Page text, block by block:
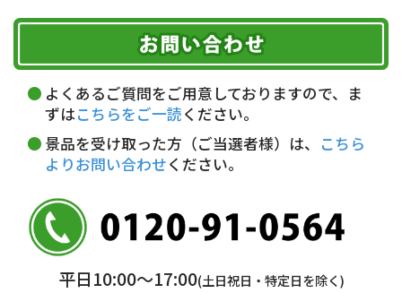
お届け可能時間帯
午前中 14～16時
16～18時
18～20時
19～21時 指定なし
代金引換(現金のみ)
5,000円未満…330円(税込)
銀行振込(前払い)
普通 7263489
＜口座名＞ カ）ディースタイル
※ 振込み手数料お客様ご負担。
期限を含むルール（条件）や、お客様にご負担い
ただく費用がございます。
詳しくはこちら▶
よくあるご質問をご用意しておりますので、ま
ずはこちらをご一読ください。
景品を受け取った方（ご当選者様）は、 こちら
よりお問い合わせください。
平日10:00〜17:00(土日祝日・特定日を除く)